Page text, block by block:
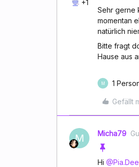
+1
Sehr gerne
momentan
natürlich
Bitte fragt
Hause aus
M 1
Gefällt
M Micha79
Hi